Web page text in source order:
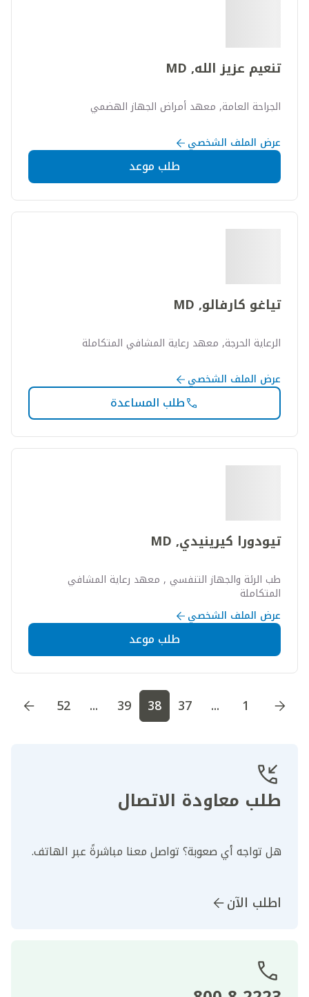
تنعيم عزيز الله, MD
الجراحة العامة, معهد أمراض الجهاز الهضمي
عرض الملف الشخصي
طلب موعد
تياغو كارفالو, MD
الرعاية الحرجة, معهد رعاية المشافي المتكاملة
عرض الملف الشخصي
طلب المساعدة
تيودورا كيرينيدي, MD
طب الرئة والجهاز التنفسي , معهد رعاية المشافي
المتكاملة
عرض الملف الشخصي
طلب موعد
اذهب إلى الصفحة 1اذهب إلى الصفحة اذهب إلى 1
...
37
38
39
...
52
طلب معاودة الاتصال
هل تواجه أي صعوبة؟ تواصل معنا مباشرةً عبر الهاتف.
اطلب الآن